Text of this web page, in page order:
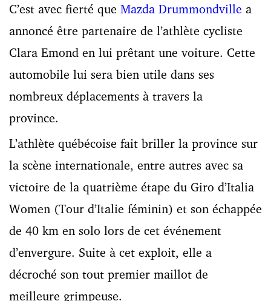
C’est avec fierté que Mazda Drummondville a
annoncé être partenaire de l’athlète cycliste
Clara Emond en lui prêtant une voiture. Cette
automobile lui sera bien utile dans ses
nombreux déplacements à travers la
province.
L’athlète québécoise fait briller la province sur
la scène internationale, entre autres avec sa
victoire de la quatrième étape du Giro d’Italia
Women (Tour d’Italie féminin) et son échappée
de 40 km en solo lors de cet événement
d’envergure. Suite à cet exploit, elle a
décroché son tout premier maillot de
meilleure grimpeuse.